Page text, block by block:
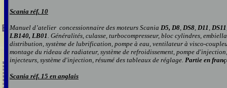
Scania réf. 10
Manuel d’atelier concessionnaire des moteurs Scania D5, D8, DS8, D11 , DS11
LB140, LB01. Généralités, culasse, turbocompresseur, bloc cylindres,
distribution, système de lubrification, pompe à eau, ventilateur à visco-
montage du rideau de radiateur, système de refroidissement, pompe
injecteurs, système d'injection, résumé des tableaux de réglage. Partie en
Scania réf. 15 en anglais